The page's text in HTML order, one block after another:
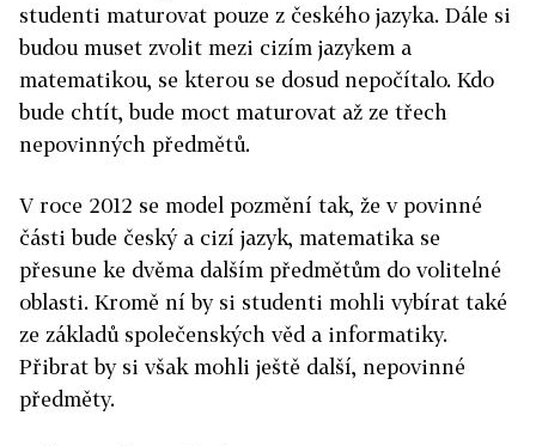
studenti maturovat pouze z českého jazyka. Dále si
budou muset zvolit mezi cizím jazykem a
matematikou, se kterou se dosud nepočítalo. Kdo
bude chtít, bude moct maturovat až ze třech
nepovinných předmětů.
V roce 2012 se model pozmění tak, že v povinné
části bude český a cizí jazyk, matematika se
přesune ke dvěma dalším předmětům do volitelné
oblasti. Kromě ní by si studenti mohli vybírat také
ze základů společenských věd a informatiky.
Přibrat by si však mohli ještě další, nepovinné
předměty.